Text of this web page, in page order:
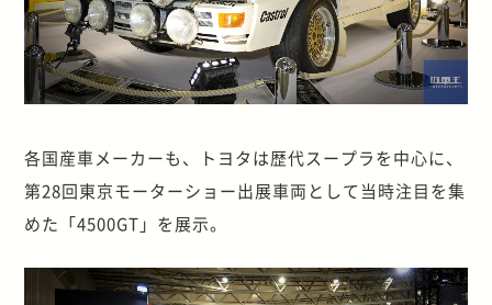
各国産車メーカーも、トヨタは歴代スープラを中心に、
第28回東京モーターショー出展車両として当時注目を集
めた「4500GT」を展示。